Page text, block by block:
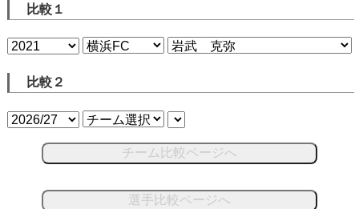
比較１
比較２
チーム比較ページへ
選手比較ページへ